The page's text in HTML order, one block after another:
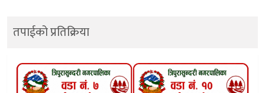
तपाईको प्रतिक्रिया